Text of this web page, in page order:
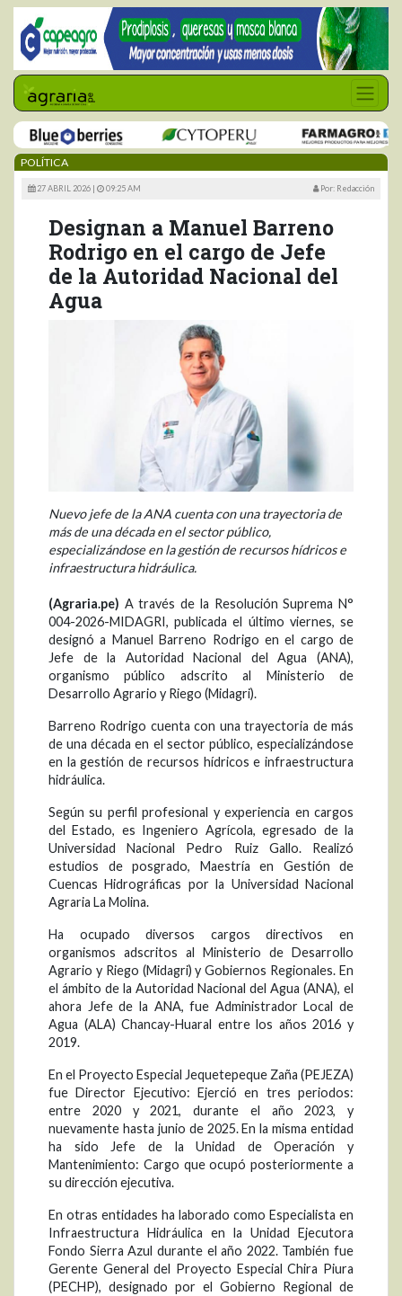
POLÍTICA
27 ABRIL 2026 | 09:25 AM Por: Redacción
Designan a Manuel Barreno
Rodrigo en el cargo de Jefe
de la Autoridad Nacional del
Agua
Nuevo jefe de la ANA cuenta con una trayectoria de
más de una década en el sector público,
especializándose en la gestión de recursos hídricos e
infraestructura hidráulica.
(Agraria.pe) A través de la Resolución Suprema N°
004-2026-MIDAGRI, publicada el último viernes, se
designó a Manuel Barreno Rodrigo en el cargo de
Jefe de la Autoridad Nacional del Agua (ANA),
organismo público adscrito al Ministerio de
Desarrollo Agrario y Riego (Midagri).
Barreno Rodrigo cuenta con una trayectoria de más
de una década en el sector público, especializándose
en la gestión de recursos hídricos e infraestructura
hidráulica.
Según su perfil profesional y experiencia en cargos
del Estado, es Ingeniero Agrícola, egresado de la
Universidad Nacional Pedro Ruiz Gallo. Realizó
estudios de posgrado, Maestría en Gestión de
Cuencas Hidrográficas por la Universidad Nacional
Agraria La Molina.
Ha ocupado diversos cargos directivos en
organismos adscritos al Ministerio de Desarrollo
Agrario y Riego (Midagri) y Gobiernos Regionales. En
el ámbito de la Autoridad Nacional del Agua (ANA), el
ahora Jefe de la ANA, fue Administrador Local de
Agua (ALA) Chancay-Huaral entre los años 2016 y
2019.
En el Proyecto Especial Jequetepeque Zaña (PEJEZA)
fue Director Ejecutivo: Ejerció en tres periodos:
entre 2020 y 2021, durante el año 2023, y
nuevamente hasta junio de 2025. En la misma entidad
ha sido Jefe de la Unidad de Operación y
Mantenimiento: Cargo que ocupó posteriormente a
su dirección ejecutiva.
En otras entidades ha laborado como Especialista en
Infraestructura Hidráulica en la Unidad Ejecutora
Fondo Sierra Azul durante el año 2022. También fue
Gerente General del Proyecto Especial Chira Piura
(PECHP), designado por el Gobierno Regional de